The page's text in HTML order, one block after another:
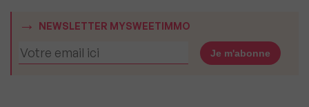
NEWSLETTER MYSWEETIMMO